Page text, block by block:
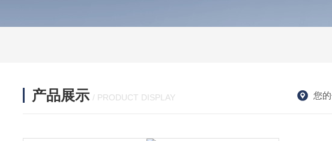
产品展示 / PRODUCT DISPLAY 您